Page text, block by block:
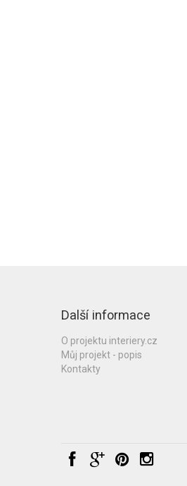
Další informace
O projektu interiery.cz
Můj projekt - popis
Kontakty